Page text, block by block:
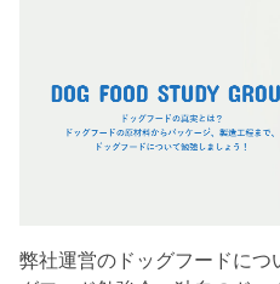
弊社運営のドッグフードにつ